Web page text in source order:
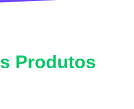
Produtos